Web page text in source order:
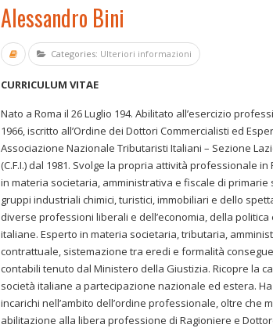
Alessandro Bini
Categories: Ulteriori informazioni
CURRICULUM VITAE
Nato a Roma il 26 Luglio 194. Abilitato all’esercizio
1966, iscritto all’Ordine dei Dottori Commercialisti ed
Associazione Nazionale Tributaristi Italiani – Sezione
(C.F.I.) dal 1981. Svolge la propria attività professionale
in materia societaria, amministrativa e fiscale di
gruppi industriali chimici, turistici, immobiliari e dello
diverse professioni liberali e dell’economia, della
italiane. Esperto in materia societaria, tributaria,
contrattuale, sistemazione tra eredi e formalità
contabili tenuto dal Ministero della Giustizia. Ricopre la
società italiane a partecipazione nazionale ed estera.
incarichi nell’ambito dell’ordine professionale, oltre che
abilitazione alla libera professione di Ragioniere e